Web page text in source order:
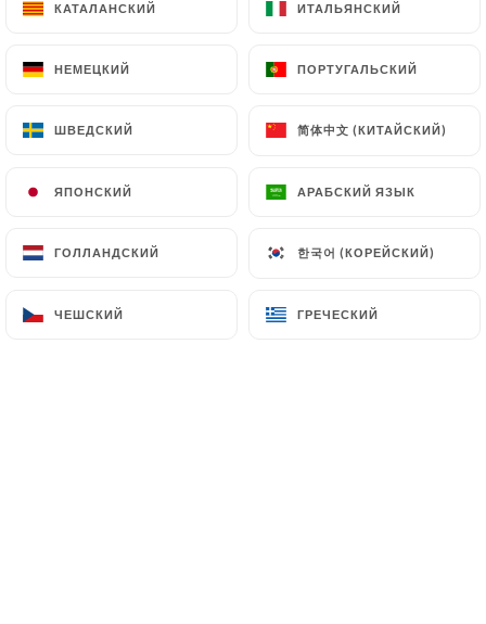
КАТАЛАНСКИЙ ИТАЛЬЯНСКИЙ
НЕМЕЦКИЙ ПОРТУГАЛЬСКИЙ
ШВЕДСКИЙ 简体中文 (КИТАЙСКИЙ)
ЯПОНСКИЙ АРАБСКИЙ ЯЗЫК
ГОЛЛАНДСКИЙ 한국어 (КОРЕЙСКИЙ)
ЧЕШСКИЙ ГРЕЧЕСКИЙ
КАТАЛАНСКИЙ ИТАЛЬЯНСКИЙ
НЕМЕЦКИЙ ПОРТУГАЛЬСКИЙ
ШВЕДСКИЙ 简体中文 (КИТАЙСКИЙ)
ЯПОНСКИЙ АРАБСКИЙ ЯЗЫК
ГОЛЛАНДСКИЙ 한국어 (КОРЕЙСКИЙ)
ЧЕШСКИЙ ГРЕЧЕСКИЙ